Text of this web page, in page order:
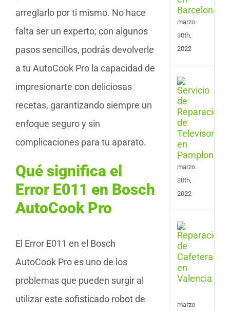
arreglarlo por ti mismo. No hace
falta ser un experto; con algunos
pasos sencillos, podrás devolverle
a tu AutoCook Pro la capacidad de
impresionarte con deliciosas
recetas, garantizando siempre un
enfoque seguro y sin
complicaciones para tu aparato.
Qué significa el
Error E011 en Bosch
AutoCook Pro
El Error E011 en el Bosch
AutoCook Pro es uno de los
problemas que pueden surgir al
utilizar este sofisticado robot de
marzo
30th,
2022
de
en
marzo
30th,
2022
de
de
en
marzo